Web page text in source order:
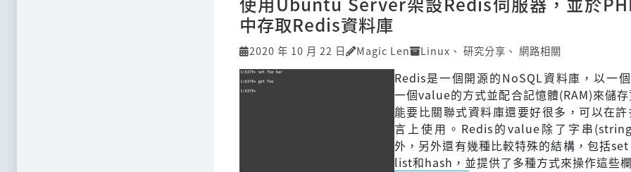
中存取Redis資料庫
2020 年 10 月 22 日 Magic Len Linux 、 研究分享 、 網路相關
Redis是一個開源的NoSQL資料庫，以一
一個value的方式並配合記憶體(RAM)來儲
能要比關聯式資料庫還要好很多，可以在
言上使用。Redis的value除了字串
外，另外還有幾種比較特殊的結構，包括set
list和hash，並提供了多種方式來操作這些